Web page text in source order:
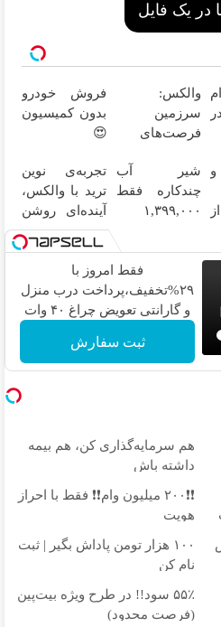
در یک فایل
والکس:
سرزمین
فرصت‌های
دیجیتال شما
فروش خودرو
بدون کمیسیون
😍
و
شیر آب
چندکاره فقط
۱,۳۹۹,۰۰۰
تجربه‌ی نوین
ترید با والکس،
آینده‌ای روشن
در انتظار
شماست
فقط امروز با
۲۹%تخفیف،پرداخت درب منزل
و گارانتی تعویض چراغ ۴۰ وات
ثبت سفارش
هم سرمایه‌گذاری کن، هم بیمه
داشته باش
❗❗۲۰۰ میلیون وام❗❗ فقط با احراز
هویت
۱۰۰ هزار تومن پاداش بگیر | ثبت
نام کن
۵۵٪ سود!! در طرح ویژه بیت‌پین
(فرصت محدود)